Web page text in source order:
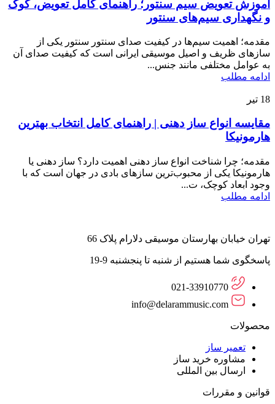
آموزش تعویض سیم سنتور؛ راهنمای کامل تعویض، کوک
و نگهداری سیم‌های سنتور
مقدمه؛ اهمیت سیم‌ها در کیفیت صدای سنتور سنتور یکی از
سازهای ظریف و اصیل موسیقی ایرانی است که کیفیت صدای آن
به عوامل مختلفی مانند جنس...
ادامه مطلب
18 تیر
مقایسه انواع ساز دهنی | راهنمای کامل انتخاب بهترین
هارمونیکا
مقدمه؛ چرا شناخت انواع ساز دهنی اهمیت دارد؟ ساز دهنی یا
هارمونیکا یکی از محبوب‌ترین سازهای بادی در جهان است که با
وجود ابعاد کوچک، ت...
ادامه مطلب
تهران خیابان بهارستان موسیقی دلارام پلاک 66
پاسخگوی شما هستیم از شنبه تا پنجشنبه 9-19
021-33910770
info@delarammusic.com
محصولات
تعمیر ساز
مشاوره خرید ساز
ارسال بین المللی
قوانین و مقررات